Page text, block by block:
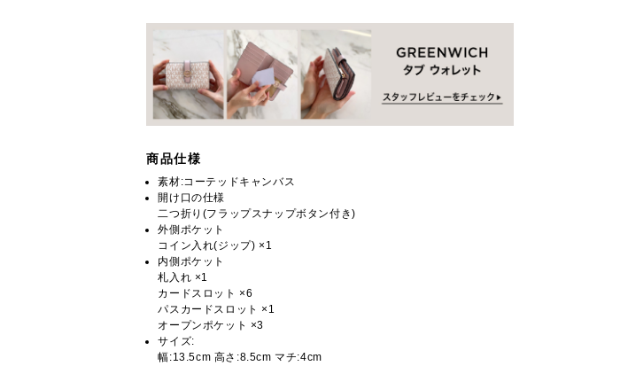
商品仕様
素材:コーテッドキャンバス
開け口の仕様
二つ折り(フラップスナップボタン付き)
外側ポケット
コイン入れ(ジップ) ×1
内側ポケット
札入れ ×1
カードスロット ×6
パスカードスロット ×1
オープンポケット ×3
サイズ:
幅:13.5cm 高さ:8.5cm マチ:4cm